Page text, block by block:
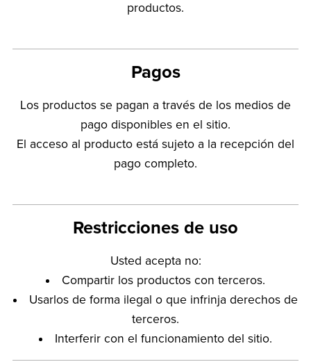
productos.
Pagos
Los productos se pagan a través de los medios de
pago disponibles en el sitio.
El acceso al producto está sujeto a la recepción del
pago completo.
Restricciones de uso
Usted acepta no:
Compartir los productos con terceros.
Usarlos de forma ilegal o que infrinja derechos de
terceros.
Interferir con el funcionamiento del sitio.